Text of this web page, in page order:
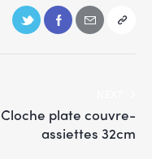
Cloche plate couvre-
assiettes 32cm